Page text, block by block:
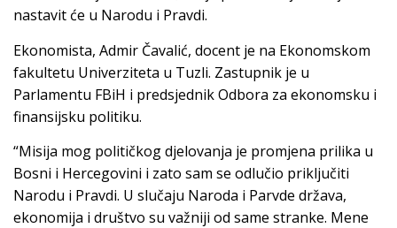
nastavit će u Narodu i Pravdi.
Ekonomista, Admir Čavalić, docent je na Ekonomskom
fakultetu Univerziteta u Tuzli. Zastupnik je u
Parlamentu FBiH i predsjednik Odbora za ekonomsku i
finansijsku politiku.
“Misija mog političkog djelovanja je promjena prilika u
Bosni i Hercegovini i zato sam se odlučio priključiti
Narodu i Pravdi. U slučaju Naroda i Parvde država,
ekonomija i društvo su važniji od same stranke. Mene